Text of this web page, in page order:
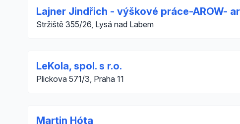
Lajner Jindřich - výškové práce-AROW-
Stržiště 355/26, Lysá nad Labem
LeKola, spol. s r.o.
Plickova 571/3, Praha 11
Martin Hóta